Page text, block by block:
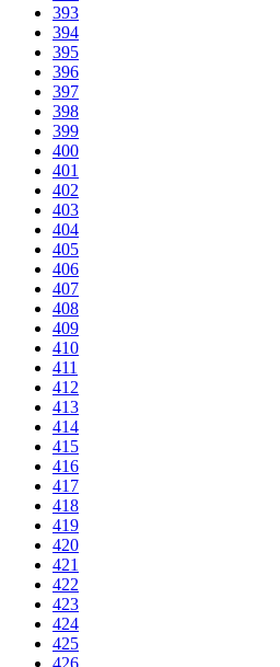
393
394
395
396
397
398
399
400
401
402
403
404
405
406
407
408
409
410
411
412
413
414
415
416
417
418
419
420
421
422
423
424
425